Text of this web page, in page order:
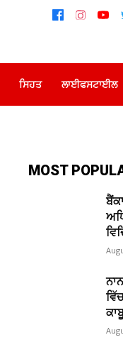
ਸਿਹਤ ਲਾਈਫਸਟਾਈਲ
MOST